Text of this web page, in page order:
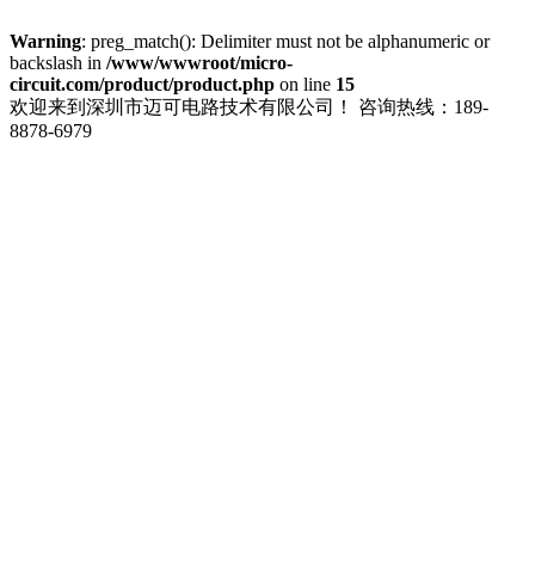
Warning: preg_match(): Delimiter must not be alphanumeric or
backslash in /www/wwwroot/micro-
circuit.com/product/product.php on line 15
欢迎来到深圳市迈可电路技术有限公司！
咨询热线：189-
8878-6979